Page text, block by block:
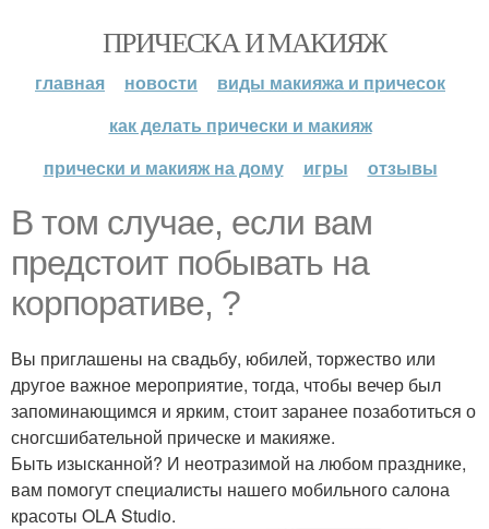
ПРИЧЕСКА И МАКИЯЖ
главная новости
виды макияжа и причесок
как делать прически и макияж
прически и макияж на дому
игры отзывы
В том случае, если вам
предстоит побывать на
корпоративе, ?
Вы приглашены на свадьбу, юбилей, торжество или
другое важное мероприятие, тогда, чтобы вечер был
запоминающимся и ярким, стоит заранее позаботиться о
сногсшибательной прическе и макияже.
Быть изысканной? И неотразимой на любом празднике,
вам помогут специалисты нашего мобильного салона
красоты OLA Studio.